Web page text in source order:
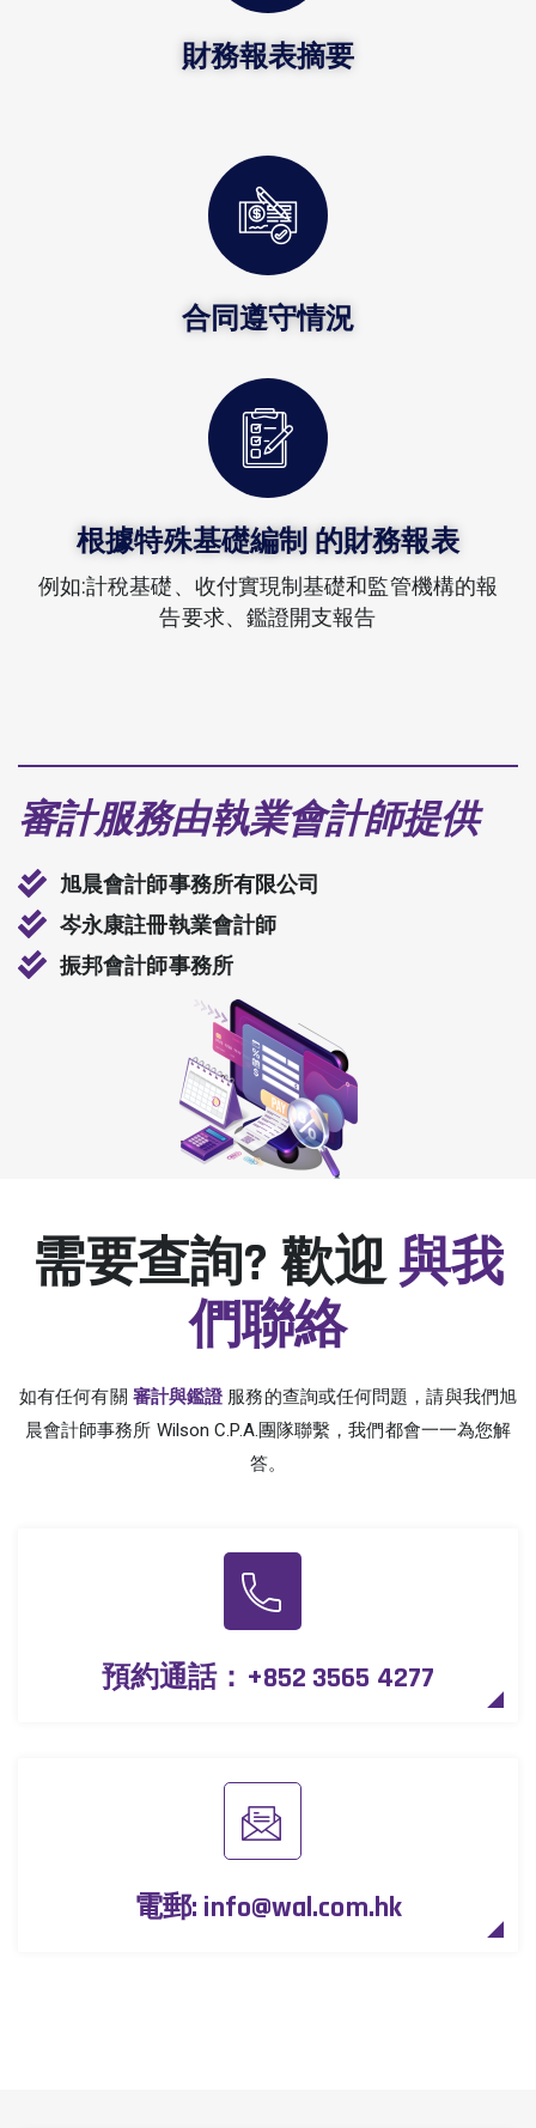
財務報表摘要
合同遵守情況
根據特殊基礎編制 的財務報表
例如:計稅基礎、收付實現制基礎和監管機構的報
告要求、鑑證開支報告
審計服務由執業會計師提供
旭晨會計師事務所有限公司
岑永康註冊執業會計師
振邦會計師事務所
需要查詢? 歡迎與我
們聯絡
如有任何有關 審計與鑑證 服務的查詢或任何問題，請與我們旭
晨會計師事務所 Wilson C.P.A.團隊聯繫，我們都會一一為您解
答。
預約通話： +852 3565 4277
電郵: info@wal.com.hk